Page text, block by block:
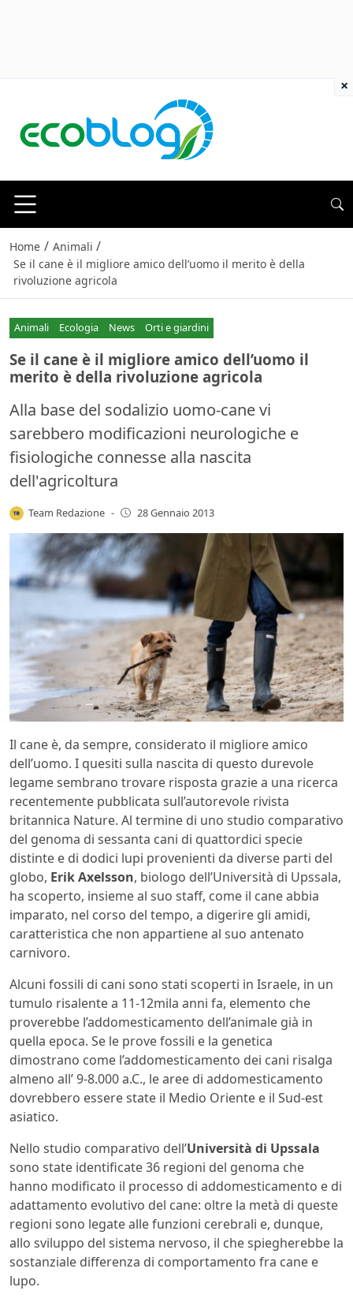
Home / Animali /
Se il cane è il migliore amico dell’uomo il merito è della
rivoluzione agricola
Animali Ecologia News Orti e giardini
Se il cane è il migliore amico dell’uomo il
merito è della rivoluzione agricola
Alla base del sodalizio uomo-cane vi
sarebbero modificazioni neurologiche e
fisiologiche connesse alla nascita
dell'agricoltura
Team Redazione - 28 Gennaio 2013
Il cane è, da sempre, considerato il migliore amico
dell’uomo. I quesiti sulla nascita di questo durevole
legame sembrano trovare risposta grazie a una ricerca
recentemente pubblicata sull’autorevole rivista
britannica Nature. Al termine di uno studio comparativo
del genoma di sessanta cani di quattordici specie
distinte e di dodici lupi provenienti da diverse parti del
globo, Erik Axelsson, biologo dell’Università di Upssala,
ha scoperto, insieme al suo staff, come il cane abbia
imparato, nel corso del tempo, a digerire gli amidi,
caratteristica che non appartiene al suo antenato
carnivoro.
Alcuni fossili di cani sono stati scoperti in Israele, in un
tumulo risalente a 11-12mila anni fa, elemento che
proverebbe l’addomesticamento dell’animale già in
quella epoca. Se le prove fossili e la genetica
dimostrano come l’addomesticamento dei cani risalga
almeno all’ 9-8.000 a.C., le aree di addomesticamento
dovrebbero essere state il Medio Oriente e il Sud-est
asiatico.
Nello studio comparativo dell’Università di Upssala
sono state identificate 36 regioni del genoma che
hanno modificato il processo di addomesticamento e di
adattamento evolutivo del cane: oltre la metà di queste
regioni sono legate alle funzioni cerebrali e, dunque,
allo sviluppo del sistema nervoso, il che spiegherebbe la
sostanziale differenza di comportamento fra cane e
lupo.
×